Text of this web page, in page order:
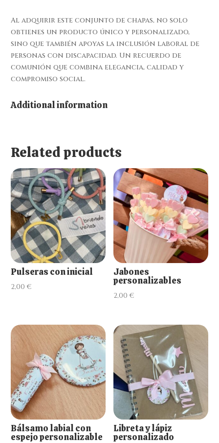
Al adquirir este conjunto de chapas, no solo
obtienes un producto único y personalizado,
sino que también apoyas la inclusión laboral de
personas con discapacidad. Un recuerdo de
comunión que combina elegancia, calidad y
compromiso social.
Additional information
Related products
Pulseras con inicial
2,00€
Jabones
personalizables
2,00€
Bálsamo labial con
espejo personalizable
Libreta y lápiz
personalizado